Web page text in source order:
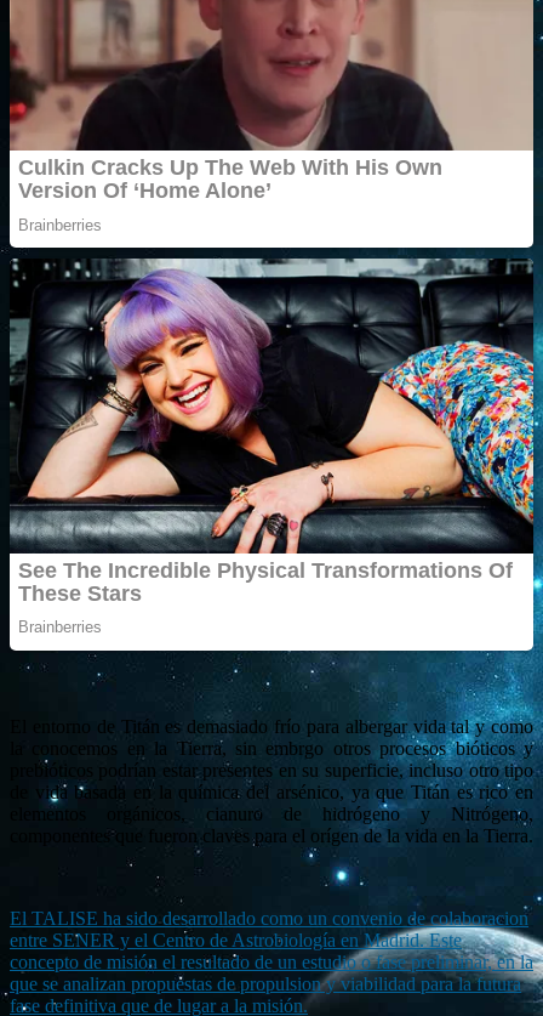
El entorno de Titán es demasiado frío para albergar vida tal y como
la conocemos en la Tierra, sin embrgo otros procesos bióticos y
prebióticos podrían estar presentes en su superficie, incluso otro tipo
de vida basada en la química del arsénico, ya que Titán es rico en
elementos orgánicos, cianuro de hidrógeno y Nitrógeno,
componentes que fueron claves para el orígen de la vida en la Tierra.
El TALISE ha sido desarrollado como un convenio de colaboracion
entre SENER y el Centro de Astrobiología en Madrid. Este
concepto de misión el resultado de un estudio o fase preliminar, en la
que se analizan propuestas de propulsion y viabilidad para la futura
fase definitiva que de lugar a la misión.